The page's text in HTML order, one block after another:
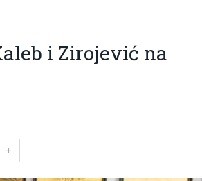
i Zirojević na
+